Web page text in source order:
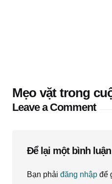
Mẹo vặt trong
Leave a Comment
Để lại một bình luận
Bạn phải đăng nhập để